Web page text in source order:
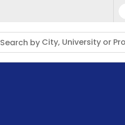
Search by City, University or